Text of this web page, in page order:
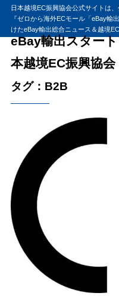
日本越境EC振興協会公式サイトは
『ゼロから海外ECモール「eBay輸
けたeBay輸出総合ニュース＆越境
eBay輸出スター
本越境EC振興協会
タグ：B2B